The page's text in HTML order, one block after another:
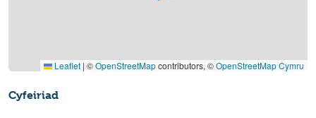
Leaflet | ©OpenStreetMapcontributors, ©OpenStreetMap Cymru
Cyfeiriad